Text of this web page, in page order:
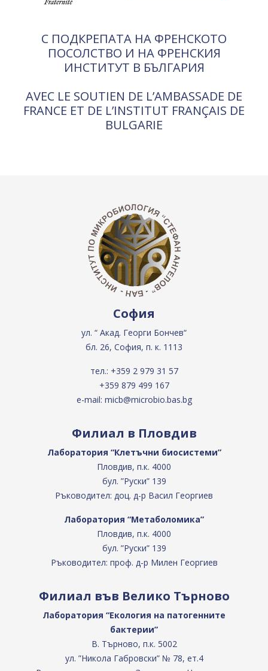
С ПОДКРЕПАТА НА ФРЕНСКОТО
ПОСОЛСТВО И НА ФРЕНСКИЯ
ИНСТИТУТ В БЪЛГАРИЯ
AVEC LE SOUTIEN DE L’AMBASSADE DE
FRANCE ET DE L’INSTITUT FRANÇAIS DE
BULGARIE
София
ул. “ Акад. Георги Бончев“
бл. 26, София, п. к. 1113
тел.: +359 2 979 31 57
+359 879 499 167
e-mail: micb@microbio.bas.bg
Филиал в Пловдив
Лаборатория “Клетъчни биосистеми”
Пловдив, п.к. 4000
бул. ”Руски” 139
Ръководител: доц. д-р Васил Георгиев
Лаборатория “Метаболомика”
Пловдив, п.к. 4000
бул. ”Руски” 139
Ръководител: проф. д-р Милен Георгиев
Филиал във Велико Търново
Лаборатория “Екология на патогенните
бактерии”
В. Търново, п.к. 5002
ул. ”Никола Габровски” № 78, ет.4